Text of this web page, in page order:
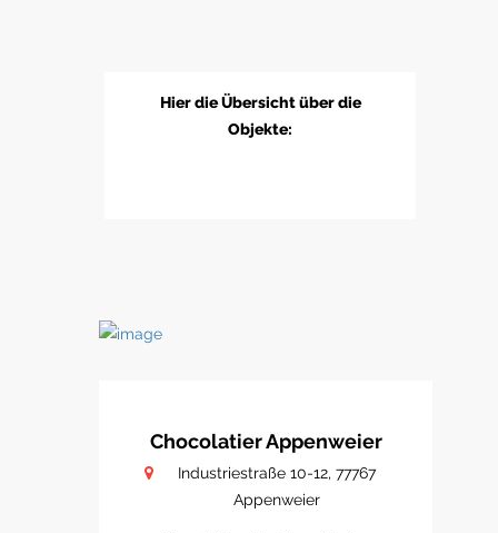
Hier die Übersicht über die
Objekte:
Chocolatier Appenweier
Industriestraße 10-12, 77767
Appenweier